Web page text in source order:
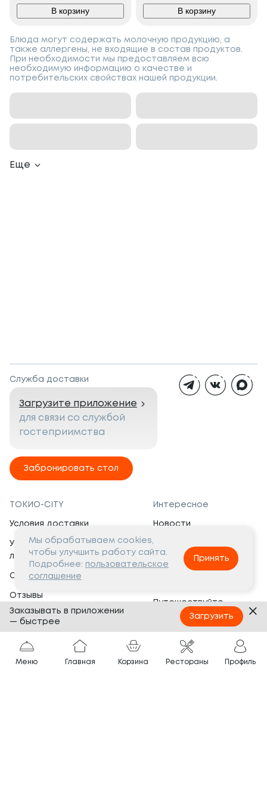
В корзину В корзину
Блюда могут содержать молочную продукцию, а
также аллергены, не входящие в состав продуктов.
При необходимости мы предоставляем всю
необходимую информацию о качестве и
потребительских свойствах нашей продукции.
Еще
Служба доставки
Загрузите приложение
для связи со службой
гостеприимства
Забронировать стол
ТОКИО-CITY
Условия доставки
Условия программы
лояльности
Сертификаты
Отзывы
Банкеты
Вопросы и ответы
Интересное
Новости
Вакансии
Социальная жизнь
Путешествуйте
с ТОКИО-CITY
Партнёрам
Франшиза
Меню Главная Корзина Рестораны Профиль
Мы обрабатываем cookies,
чтобы улучшить работу сайта.
Подробнее: пользовательское
соглашение
Принять
Заказывать в приложении
— быстрее
Загрузить